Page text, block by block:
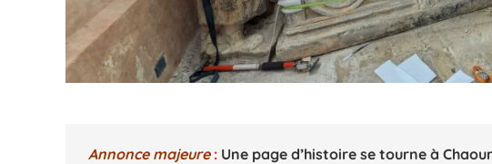
Annonce majeure: Une page d’histoire se tourne à